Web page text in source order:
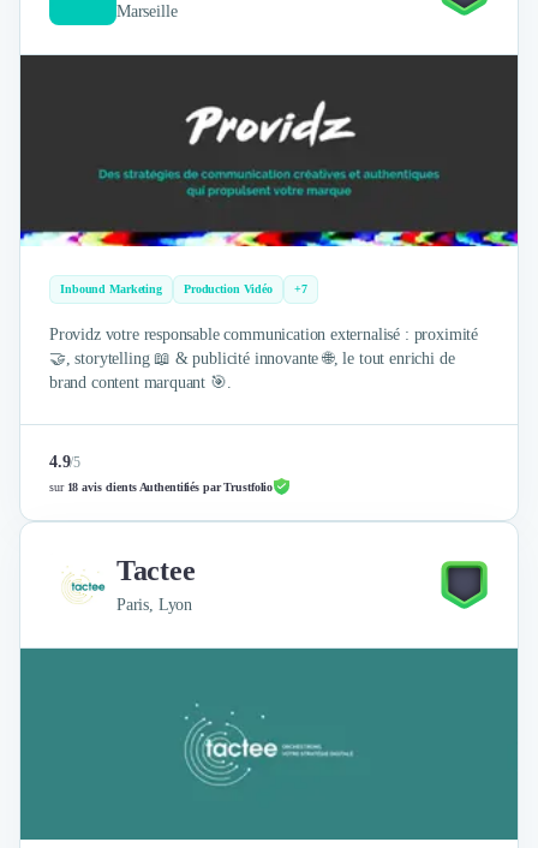
Marseille
Inbound Marketing Production Vidéo +7
Providz votre responsable communication externalisé : proximité
🤝, storytelling 📖 & publicité innovante 🌐, le tout enrichi de
brand content marquant 🎯.
4.9/5
sur 18 avis clients Authentifiés par Trustfolio
Tactee
Paris, Lyon